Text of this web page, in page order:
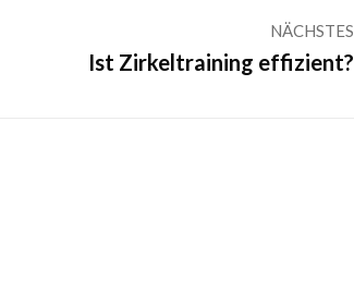
NÄCHSTES
Ist Zirkeltraining effizient?